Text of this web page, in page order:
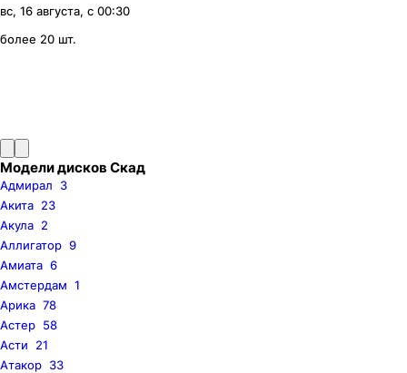
вс, 16 августа, с 00:30
более 20 шт.
Модели дисков Скад
Адмирал
3
Акита 23
Акула 2
Аллигатор 9
Амиата 6
Амстердам 1
Арика 78
Астер 58
Асти
21
Атакор 33